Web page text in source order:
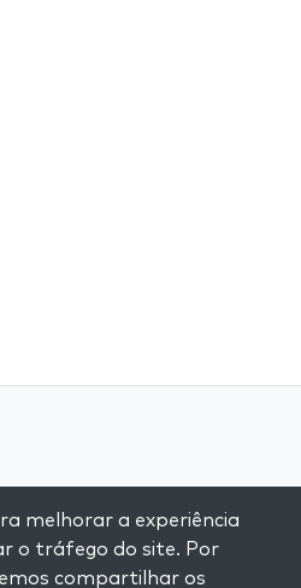
melhorar a experiência
o tráfego do site. Por
compartilhar os